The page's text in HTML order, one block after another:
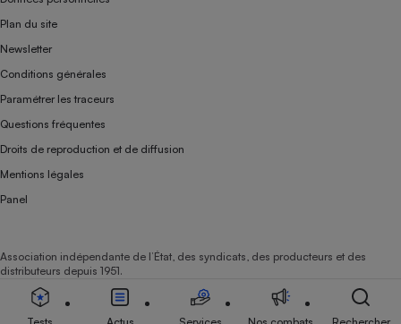
Plan du site
Newsletter
Conditions générales
Paramétrer les traceurs
Questions fréquentes
Droits de reproduction et de diffusion
Mentions légales
Panel
Association indépendante de l’État, des syndicats, des producteurs et des
distributeurs depuis 1951.